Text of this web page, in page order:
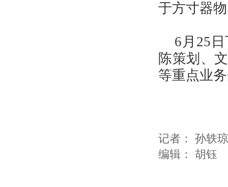
于方寸器
6月25
陈策划、
等重点业
记者： 孙轶琼
编辑： 胡钰